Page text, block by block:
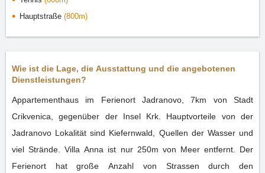
Hauptstraße (800m)
Wie ist die Lage, die Ausstattung und die angebotenen
Dienstleistungen?
Appartementhaus im Ferienort Jadranovo, 7km von Stadt
Crikvenica, gegenüber der Insel Krk. Hauptvorteile von der
Jadranovo Lokalität sind Kiefernwald, Quellen der Wasser und
viel Strände. Villa Anna ist nur 250m von Meer entfernt. Der
Ferienort hat große Anzahl von Strassen durch den